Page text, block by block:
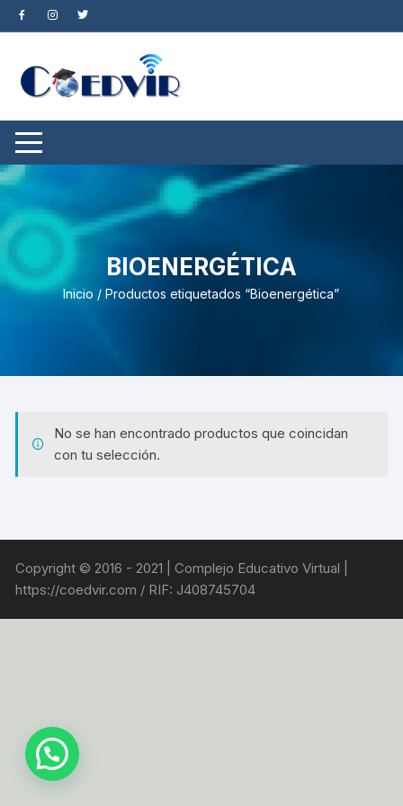
Saltar
al
BIOENERGÉTICA
Inicio / Productos etiquetados “Bioenergética”
No se han encontrado productos que coincidan
con tu selección.
Copyright © 2016 - 2021 | Complejo Educativo Virtual |
https://coedvir.com / RIF: J408745704